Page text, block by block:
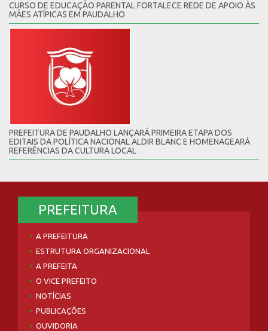
CURSO DE EDUCAÇÃO PARENTAL FORTALECE REDE DE APOIO ÀS
MÃES ATÍPICAS EM PAUDALHO
PREFEITURA DE PAUDALHO LANÇARÁ PRIMEIRA ETAPA DOS
EDITAIS DA POLÍTICA NACIONAL ALDIR BLANC E HOMENAGEARÁ
REFERÊNCIAS DA CULTURA LOCAL
PREFEITURA
A PREFEITURA
ESTRUTURA ORGANIZACIONAL
A PREFEITA
O VICE PREFEITO
NOTÍCIAS
PUBLICAÇÕES
OUVIDORIA